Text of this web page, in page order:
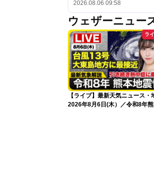
2026.08.06 09:58
ウェザーニュー
ラ
【ライブ】最新天気ニュース・
2026年8月6日(木）／令和8年